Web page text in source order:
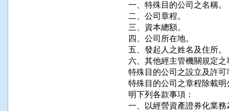
一、特殊目的公司之名稱。
二、公司章程。
三、資本總額。
四、公司所在地。
五、發起人之姓名及住所。
六、其他經主管機關規定之
特殊目的公司之設立及許
特殊目的公司之章程除載
明下列各款事項：
一、以經營資產證券化業